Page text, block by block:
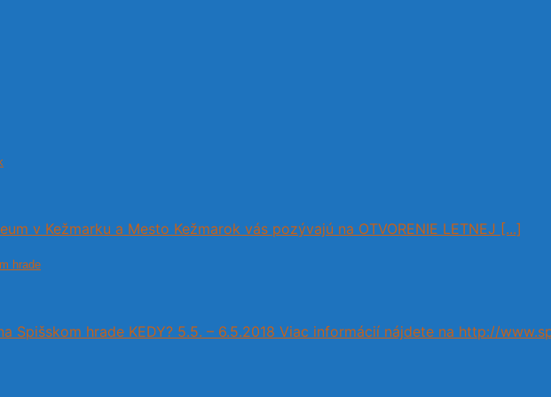
v Kežmarku a Mesto Kežmarok vás pozývajú na OTVORENIE LETNEJ [...]
hrade
Spišskom hrade KEDY? 5.5. – 6.5.2018 Viac informácií nájdete na http://